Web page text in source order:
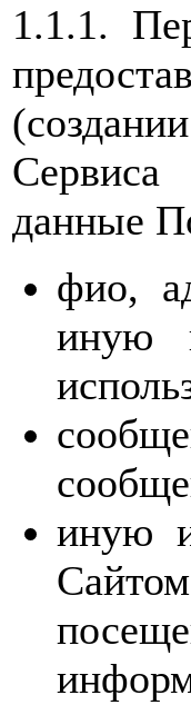
1.1.1.
данные
фио,
иную
иную